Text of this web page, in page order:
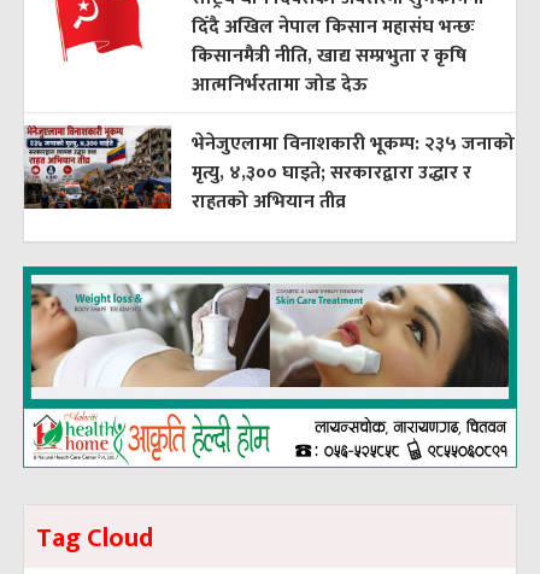
दिँदै अखिल नेपाल किसान महासंघ भन्छः
किसानमैत्री नीति, खाद्य सम्प्रभुता र कृषि
आत्मनिर्भरतामा जोड देऊ
भेनेजुएलामा विनाशकारी भूकम्प: २३५ जनाको
मृत्यु, ४,३०० घाइते; सरकारद्वारा उद्धार र
राहतको अभियान तीव्र
Tag Cloud